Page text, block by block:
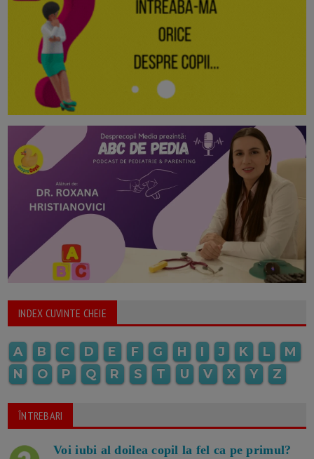
INDEX CUVINTE CHEIE
A B C D E F G H I J K L
M
N
O P Q R S T U V X Y Z
ÎNTREBARI
Voi iubi al doilea copil la fel ca pe primul?